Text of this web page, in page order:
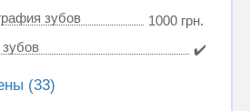
зубов
1000 грн.
✔️
(33)